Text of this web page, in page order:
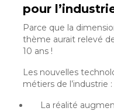
pour
Parce que la
thème aurait relevé
10 ans !
Les nouvelles
métiers de l’industrie :
La réalité